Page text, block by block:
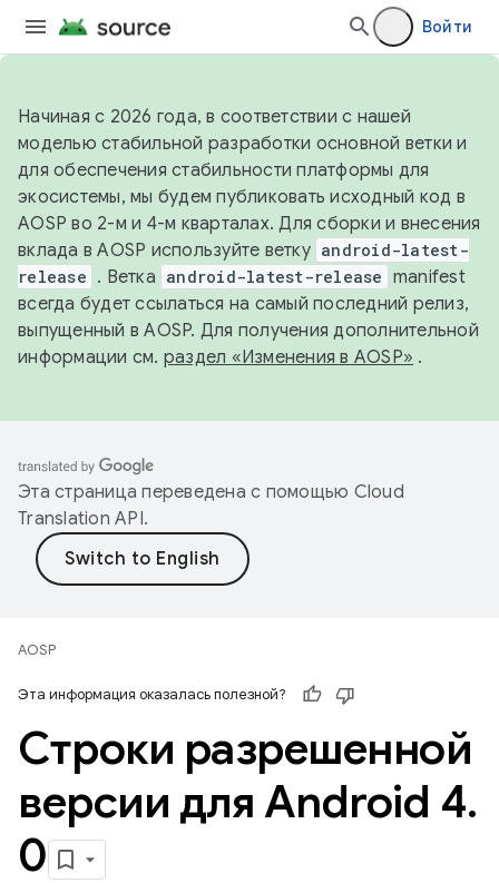
Войти
Начиная с 2026 года, в соответствии с нашей
моделью стабильной разработки основной ветки и
для обеспечения стабильности платформы для
экосистемы, мы будем публиковать исходный код в
AOSP во 2-м и 4-м кварталах. Для сборки и внесения
вклада в AOSP используйте ветку android-latest-
release . Ветка android-latest-release manifest
всегда будет ссылаться на самый последний релиз,
выпущенный в AOSP. Для получения дополнительной
информации см. раздел «Изменения в AOSP» .
Эта страница переведена с помощью Cloud
Translation API.
AOSP
Эта информация оказалась полезной?
Строки разрешенной
версии для Android 4.
0